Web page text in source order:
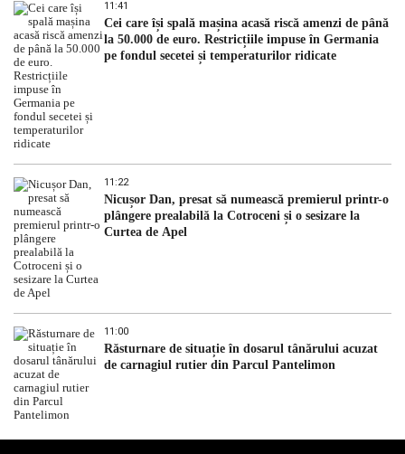
11:41
Cei care își spală mașina acasă riscă amenzi de până
la 50.000 de euro. Restricțiile impuse în Germania
pe fondul secetei și temperaturilor ridicate
11:22
Nicușor Dan, presat să numească premierul printr-o
plângere prealabilă la Cotroceni și o sesizare la
Curtea de Apel
11:00
Răsturnare de situație în dosarul tânărului acuzat
de carnagiul rutier din Parcul Pantelimon